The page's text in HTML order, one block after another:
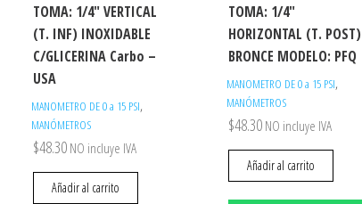
TOMA: 1/4″ VERTICAL
(T. INF) INOXIDABLE
C/GLICERINA Carbo –
USA
MANOMETRO DE 0 a 15 PSI,
MANÓMETROS
$48.30 NO incluye IVA
Añadir al carrito
TOMA: 1/4″
HORIZONTAL (T. POST)
BRONCE MODELO: PFQ
MANOMETRO DE 0 a 15 PSI,
MANÓMETROS
$48.30 NO incluye IVA
Añadir al carrito